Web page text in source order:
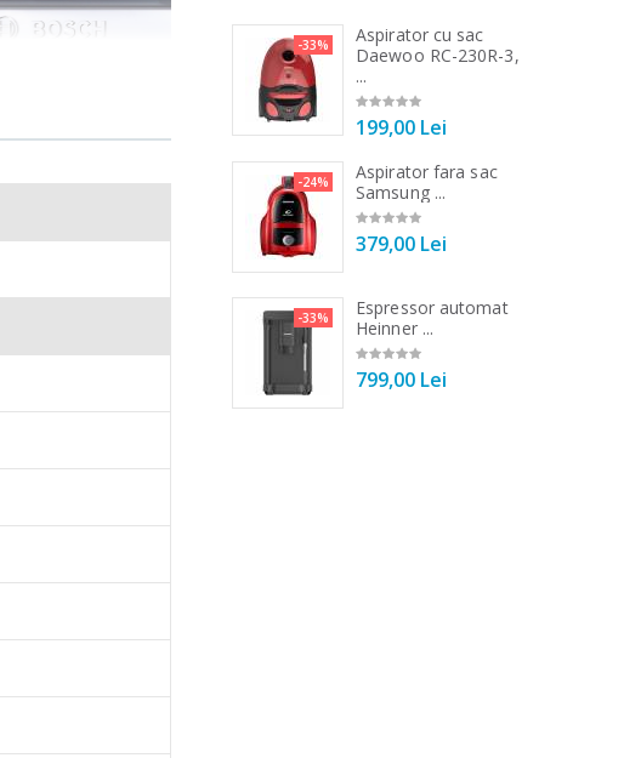
cu pana la 5 cm.
multe optiuni de
Plus
timp. Durata
optiunea
Mixer vertical Heinner
Heinner ...
199,00 Lei
-33%
Aspirator cu sac
Daewoo RC-230R-3,
...
199,00 Lei
-24%
Aspirator fara sac
Samsung ...
379,00 Lei
-33%
Espressor automat
Heinner ...
799,00 Lei